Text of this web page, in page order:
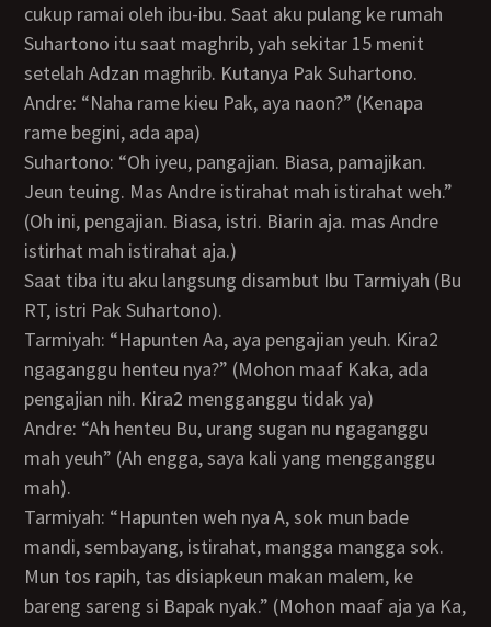
cukup ramai oleh ibu-ibu. Saat aku pulang ke rumah
Suhartono itu saat maghrib, yah sekitar 15 menit
setelah Adzan maghrib. Kutanya Pak Suhartono.
Andre: “Naha rame kieu Pak, aya naon?” (Kenapa
rame begini, ada apa)
Suhartono: “Oh iyeu, pangajian. Biasa, pamajikan.
Jeun teuing. Mas Andre istirahat mah istirahat weh.”
(Oh ini, pengajian. Biasa, istri. Biarin aja. mas Andre
istirhat mah istirahat aja.)
Saat tiba itu aku langsung disambut Ibu Tarmiyah (Bu
RT, istri Pak Suhartono).
Tarmiyah: “Hapunten Aa, aya pengajian yeuh. Kira2
ngaganggu henteu nya?” (Mohon maaf Kaka, ada
pengajian nih. Kira2 mengganggu tidak ya)
Andre: “Ah henteu Bu, urang sugan nu ngaganggu
mah yeuh” (Ah engga, saya kali yang mengganggu
mah).
Tarmiyah: “Hapunten weh nya A, sok mun bade
mandi, sembayang, istirahat, mangga mangga sok.
Mun tos rapih, tas disiapkeun makan malem, ke
bareng sareng si Bapak nyak.” (Mohon maaf aja ya Ka,